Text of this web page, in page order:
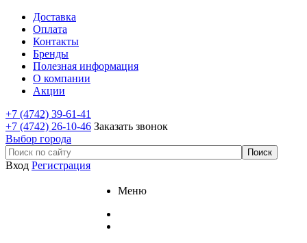
Доставка
Оплата
Контакты
Бренды
Полезная информация
О компании
Акции
+7 (4742) 39-61-41
+7 (4742) 26-10-46 Заказать звонок
Выбор города
Вход Регистрация
Меню